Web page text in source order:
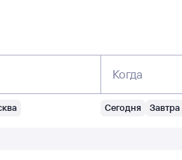
Когда
Сегодня Завтра